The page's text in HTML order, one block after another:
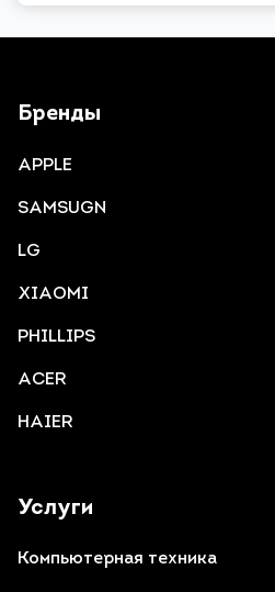
Услуги
Компьютерная техника
Бренды
APPLE
SAMSUGN
LG
XIAOMI
PHILLIPS
ACER
HAIER